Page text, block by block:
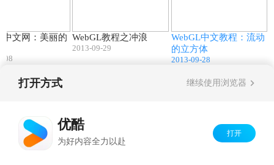
中文网：美丽的
08
WebGL教程之冲浪
2013-09-29
WebGL中文教程：流动
的立方体
2013-09-28
打开方式 继续使用浏览器
优酷
为好内容全力以赴
打开